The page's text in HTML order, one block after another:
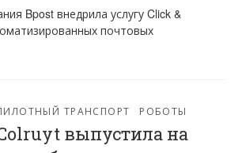
Bpost внедрила услугу Click &
почтовых
ТРАНСПОРТ РОБОТЫ
выпустила на